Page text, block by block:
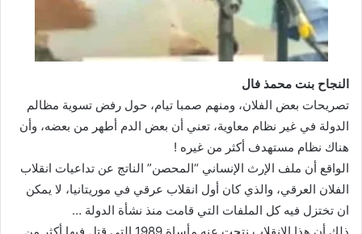
النجاح بنت محمذ فال
تصريحات بعض الفلان، ومنهم صمبا تيام، حول رفض تسوية مظالم
الدولة في غير نظام معاوية، تعني أن بعض الدم أطهر من بعضه، وأن
هناك نظام مستهدف أكثر من غيره !
الواقع أن ملف الإرث الإنساني “المحصن” الناتج عن تداعيات انقلاب
الفلان العرقي، والذي كان أول انقلاب عرقي في موريتانيا، لا يمكن
ان تختزل فيه كل الملفات التي قامت منذ نشأة الدولة …